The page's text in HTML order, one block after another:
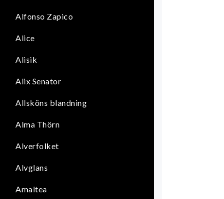
Alfonso Zapico
Alice
Alisik
Alix Senator
Allsköns blandning
Alma Thörn
Alverfolket
Alvglans
Amaltea